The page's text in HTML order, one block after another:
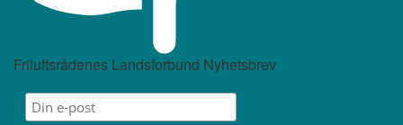
Friluftsrådenes Landsforbund Nyhetsbrev